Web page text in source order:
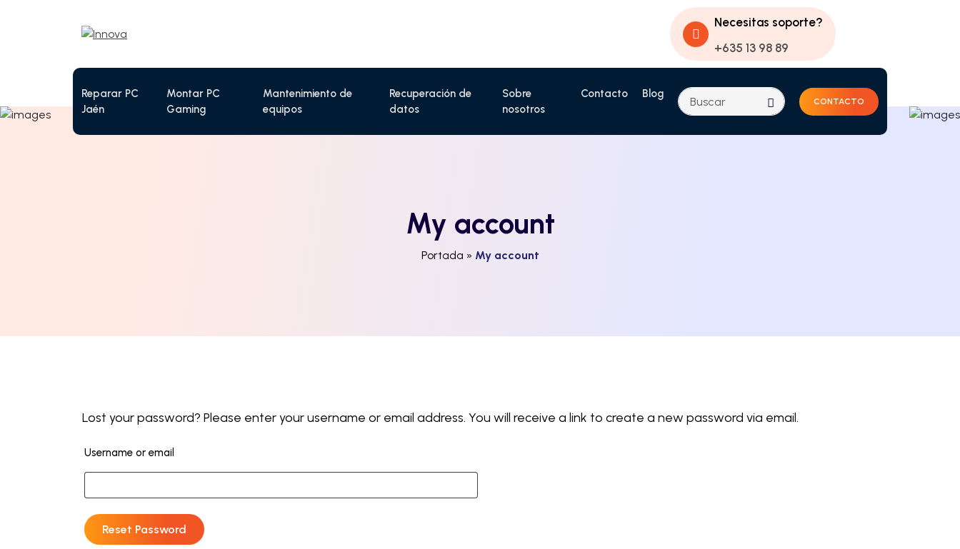
Necesitas soporte?
+635 13 98 89
Reparar PC
Jaén
Montar PC
Gaming
Mantenimiento de
equipos
Recuperación de
datos
Sobre
nosotros
Contacto Blog
CONTACTO
My account
Portada » My account
Lost your password? Please enter your username or email address. You will receive a link to create a new password via email.
Username or email
Reset Password